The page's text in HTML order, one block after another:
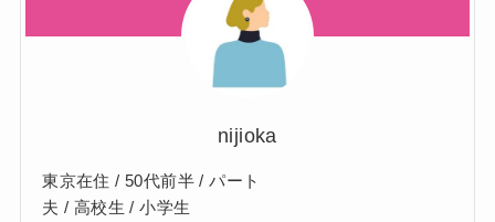
nijioka
東京在住 / 50代前半 / パート
夫 / 高校生 / 小学生